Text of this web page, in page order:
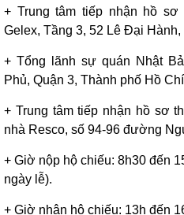
+ Trung tâm tiếp nhận hồ
Gelex, Tầng 3, 52 Lê Đại
+ Tổng lãnh sự quán Nhật
Phủ, Quận 3, Thành phố Hồ
+ Trung tâm tiếp nhận hồ sơ
nhà Resco, số 94-96 đường
+ Giờ nộp hộ chiếu: 8h30 đến
ngày lễ).
+ Giờ nhận hộ chiếu: 13h đến